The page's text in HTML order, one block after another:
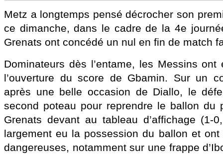
Metz a longtemps pensé décrocher son
ce dimanche, dans le cadre de la 4e
Grenats ont concédé un nul en fin de match
Dominateurs dès l’entame, les Messins
l’ouverture du score de Gbamin. Sur un
après une belle occasion de Diallo, le
second poteau pour reprendre le ballon du
Grenats devant au tableau d’affichage (1-
largement eu la possession du ballon et
dangereuses, notamment sur une frappe